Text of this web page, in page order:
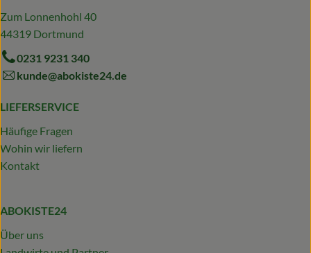
Zum Lonnenhohl 40
44319 Dortmund
0231 9231 340
kunde@abokiste24.de
LIEFERSERVICE
Häufige Fragen
Wohin wir liefern
Kontakt
ABOKISTE24
Über uns